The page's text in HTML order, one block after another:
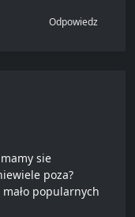
Odpowiedz
sie
poza?
popularnych